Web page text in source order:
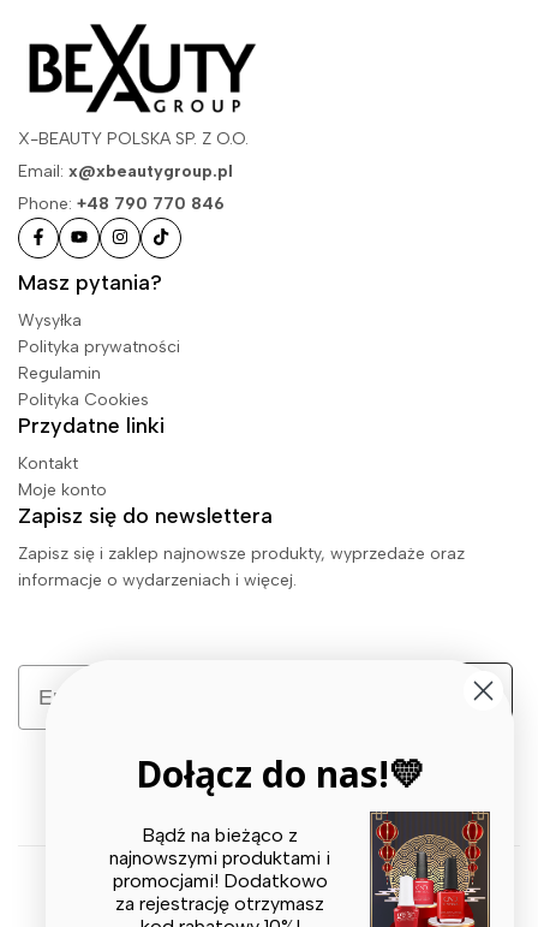
X-BEAUTY POLSKA SP. Z O.O.
Email: x@xbeautygroup.pl
Phone: +48 790 770 846
Masz pytania?
Wysyłka
Polityka prywatności
Regulamin
Polityka Cookies
Przydatne linki
Kontakt
Moje konto
Zapisz się do newslettera
Zapisz się i zaklep najnowsze produkty, wyprzedaże oraz
informacje o wydarzeniach i więcej.
Email
Zapisz się
© 2026 X BEAUTY GROUP. All Rights Reserved
Dołącz do nas!💛
Bądź na bieżąco z
najnowszymi produktami i
promocjami! Dodatkowo
za rejestrację otrzymasz